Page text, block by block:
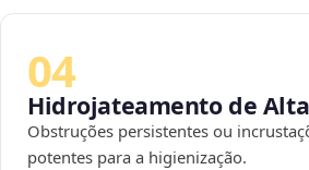
04
Hidrojateamento de
Obstruções persistentes ou
potentes para a higienização.